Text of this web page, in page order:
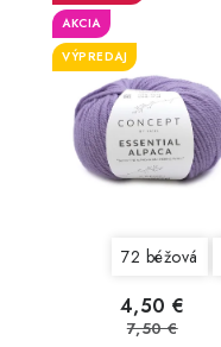
AKCIA
VÝPREDAJ
72 béžová
4,50 €
7,50 €